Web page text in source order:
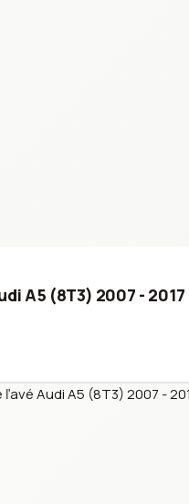
A5 (8T3) 2007 -